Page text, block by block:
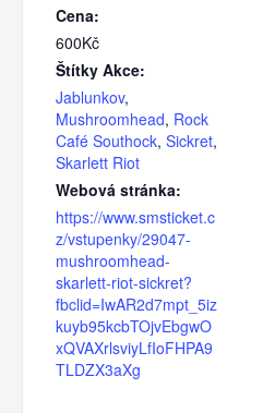
Cena:
600Kč
Štítky Akce:
Jablunkov,
Mushroomhead, Rock
Café Southock, Sickret,
Skarlett Riot
Webová stránka:
https://www.smsticket.c
z/vstupenky/29047-
mushroomhead-
skarlett-riot-sickret?
fbclid=IwAR2d7mpt_5iz
kuyb95kcbTOjvEbgwO
xQVAXrlsviyLfIoFHPA9
TLDZX3aXg